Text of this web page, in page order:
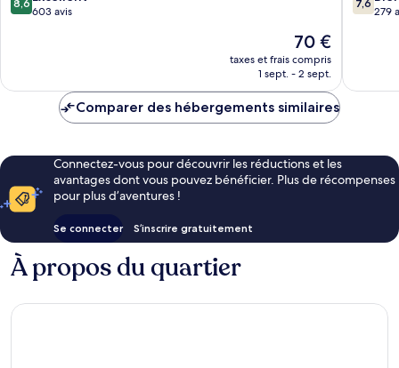
Blackwell
sur
8,6
603 avis
Le
nouveau
prix
de
70 €
taxes et frais compris
1 sept. - 2 sept.
sur
7,6
279
Comparer des hébergements similaires
Connectez-vous pour découvrir les réductions et les
avantages dont vous pouvez bénéficier. Plus de récompenses
pour plus d’aventures !
Se connecter S’inscrire gratuitement
À propos du quartier